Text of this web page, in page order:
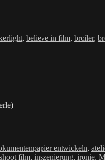
, believe in film, broiler,
entwickeln,
film, inszenierung, ironie,